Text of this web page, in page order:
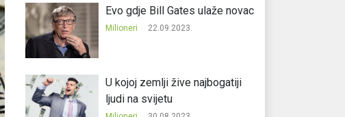
Evo gdje Bill Gates ulaže novac
Milioneri 22.09.2023.
U kojoj zemlji žive najbogatiji
ljudi na svijetu